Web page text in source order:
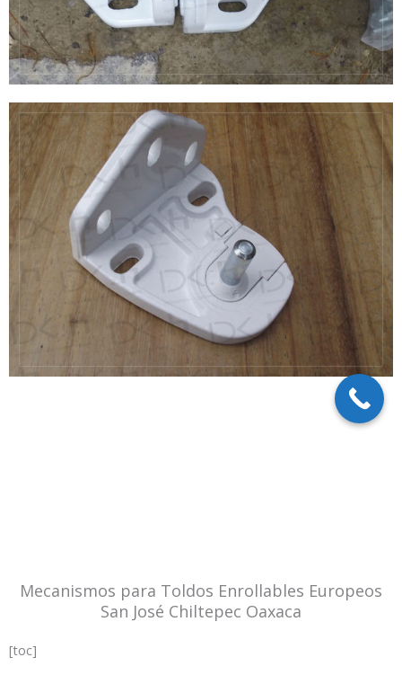
Mecanismos para Toldos Enrollables Europeos
San José Chiltepec Oaxaca
[toc]